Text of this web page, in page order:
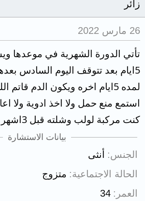
زائر
26 مارس 2022
تأتي الدورة الشهرية في موعدها
5ايام بعد تتوقف اليوم السادس
لمده 5ايام اخره ويكون الدم قاتم
استمع منع حمل ولا اخذ ادوية ولا
كنت مركبة لولب وشلته قبل 3اشهر
بيانات الاستشارة
الجنس
أنثى
الحالة الاجتماعية
متزوج
العمر
34